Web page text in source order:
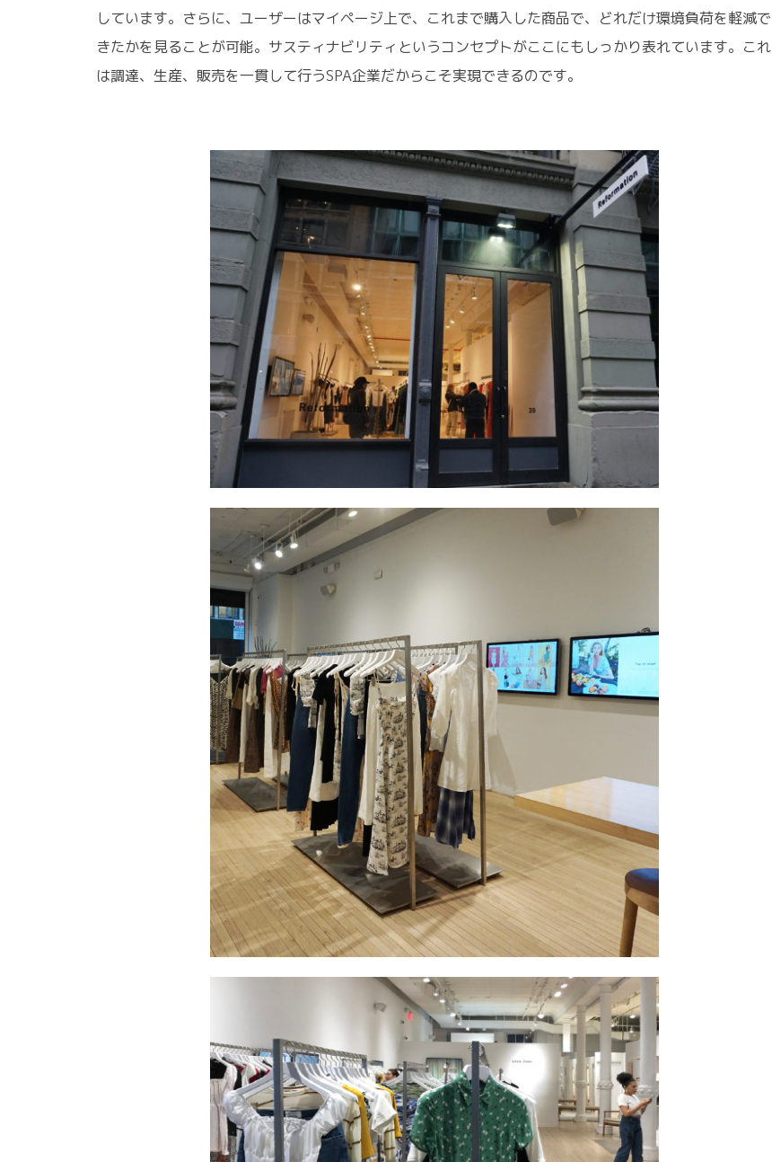
しています。さらに、ユーザーはマイページ上で、これまで購入した商品で、どれだけ環境負荷を軽減で
きたかを見ることが可能。サスティナビリティというコンセプトがここにもしっかり表れています。これ
は調達、生産、販売を一貫して行うSPA企業だからこそ実現できるのです。